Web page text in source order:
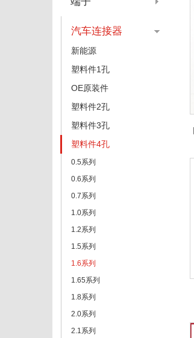
汽车连接器
新能源
塑料件1孔
OE原装件
塑料件2孔
塑料件3孔
塑料件4孔
0.5系列
0.6系列
0.7系列
1.0系列
1.2系列
1.5系列
1.6系列
1.65系列
1.8系列
2.0系列
2.1系列